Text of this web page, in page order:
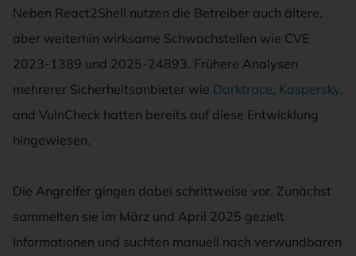
Neben React2Shell nutzen die Betreiber auch ältere,
aber weiterhin wirksame Schwachstellen wie CVE
2023-1389 und 2025-24893. Frühere Analysen
mehrerer Sicherheitsanbieter wie Darktrace, Kaspersky,
and VulnCheck hatten bereits auf diese Entwicklung
hingewiesen.
Die Angreifer gingen dabei schrittweise vor. Zunächst
sammelten sie im März und April 2025 gezielt
Informationen und suchten manuell nach verwundbaren